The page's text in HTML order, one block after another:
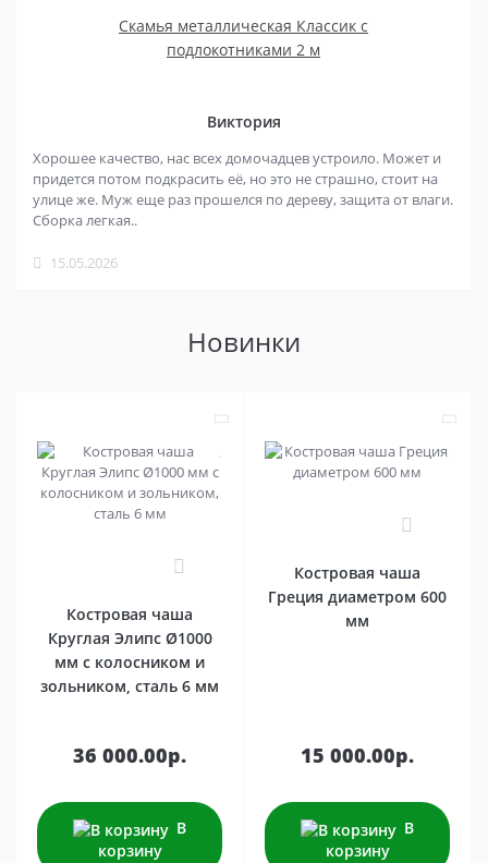
Скамья металлическая Классик с
подлокотниками 2 м
Виктория
Хорошее качество, нас всех домочадцев устроило. Может и
придется потом подкрасить её, но это не страшно, стоит на
улице же. Муж еще раз прошелся по дереву, защита от влаги.
Сборка легкая..
15.05.2026
Новинки
Костровая чаша
Круглая Элипс Ø1000
мм с колосником и
зольником, сталь 6 мм
36 000.00р.
В
корзину
Костровая чаша
Греция диаметром 600
мм
15 000.00р.
В
корзину